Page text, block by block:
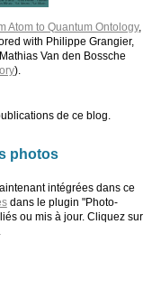
Atom to Quantum Ontology,
with Philippe Grangier,
Van den Bossche
).
de ce blog.
photos
intégrées dans ce
dans le plugin "Photo-
ou mis à jour. Cliquez sur